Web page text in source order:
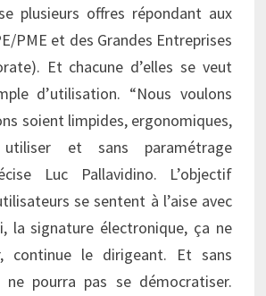
plusieurs offres répondant aux
PME et des Grandes Entreprises
Et chacune d’elles se veut
d’utilisation. “Nous voulons
soient limpides, ergonomiques,
et sans paramétrage
Luc Pallavidino. L’objectif
se sentent à l’aise avec
la signature électronique, ça ne
continue le dirigeant. Et sans
ne pourra pas se démocratiser.